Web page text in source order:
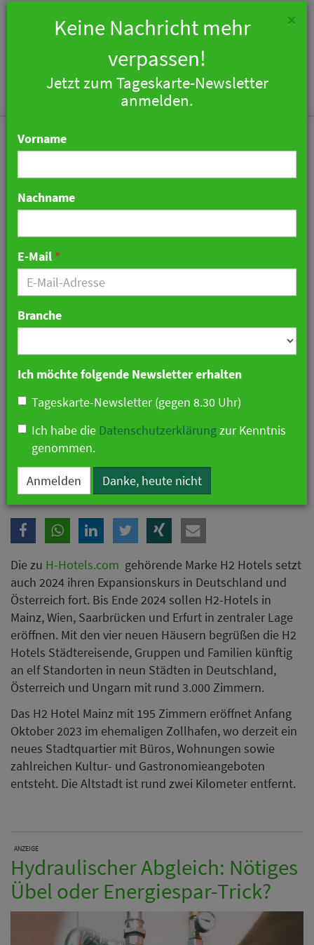
H-Hotels.com will bis
Ende 2024 vier H2-Hotels-
eröffnen
04. Juli 2023 07:39 Uhr
H-Hotels.com will bis Ende 2024 vier H2-Hotels-eröffnen
Die zu H-Hotels.com gehörende Marke H2 Hotels setzt
auch 2024 ihren Expansionskurs in Deutschland und
Österreich fort. Bis Ende 2024 sollen H2-Hotels in
Mainz, Wien, Saarbrücken und Erfurt in zentraler Lage
eröffnen. Mit den vier neuen Häusern begrüßen die H2
Hotels Städtereisende, Gruppen und Familien künftig
an elf Standorten in neun Städten in Deutschland,
Österreich und Ungarn mit rund 3.000 Zimmern.
Das H2 Hotel Mainz mit 195 Zimmern eröffnet Anfang
Oktober 2023 im ehemaligen Zollhafen, wo derzeit ein
neues Stadtquartier mit Büros, Wohnungen sowie
zahlreichen Kultur- und Gastronomieangeboten
entsteht. Die Altstadt ist rund zwei Kilometer entfernt.
ANZEIGE
Hydraulischer Abgleich: Nötiges
Übel oder Energiespar-Trick?
×
Keine Nachricht mehr
verpassen!
Jetzt zum Tageskarte-Newsletter
anmelden.
Vorname
Nachname
E-Mail *
Branche
Ich möchte folgende Newsletter erhalten
Tageskarte-Newsletter (gegen 8.30 Uhr)
Ich habe die Datenschutzerklärungzur Kenntnis
genommen.
Anmelden Danke, heute nicht